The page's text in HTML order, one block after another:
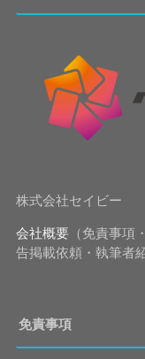
株式会社セイビー
会社概要（免責事項
告掲載依頼・執筆者
免責事項